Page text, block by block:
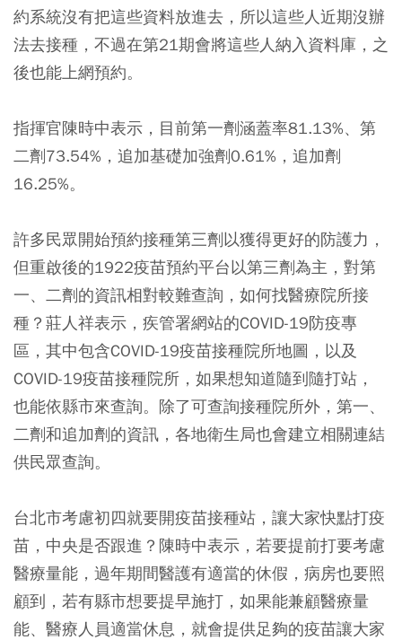
約系統沒有把這些資料放進去，所以這些人近期沒辦
法去接種，不過在第21期會將這些人納入資料庫，之
後也能上網預約。
指揮官陳時中表示，目前第一劑涵蓋率81.13%、第
二劑73.54%，追加基礎加強劑0.61%，追加劑
16.25%。
許多民眾開始預約接種第三劑以獲得更好的防護力，
但重啟後的1922疫苗預約平台以第三劑為主，對第
一、二劑的資訊相對較難查詢，如何找醫療院所接
種？莊人祥表示，疾管署網站的COVID-19防疫專
區，其中包含COVID-19疫苗接種院所地圖，以及
COVID-19疫苗接種院所，如果想知道隨到隨打站，
也能依縣市來查詢。除了可查詢接種院所外，第一、
二劑和追加劑的資訊，各地衛生局也會建立相關連結
供民眾查詢。
台北市考慮初四就要開疫苗接種站，讓大家快點打疫
苗，中央是否跟進？陳時中表示，若要提前打要考慮
醫療量能，過年期間醫護有適當的休假，病房也要照
顧到，若有縣市想要提早施打，如果能兼顧醫療量
能、醫療人員適當休息，就會提供足夠的疫苗讓大家